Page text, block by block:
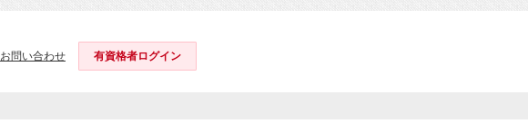
お問い合わせ 有資格者ログイン